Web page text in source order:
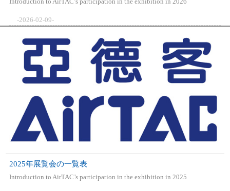
-2026-02-09-
2025年展覧会の一覧表
Introduction to AirTAC’s participation in the exhibition in 2025